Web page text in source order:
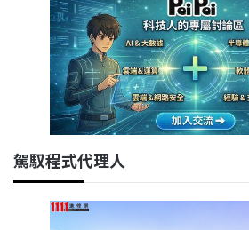
駕馭程式代理人